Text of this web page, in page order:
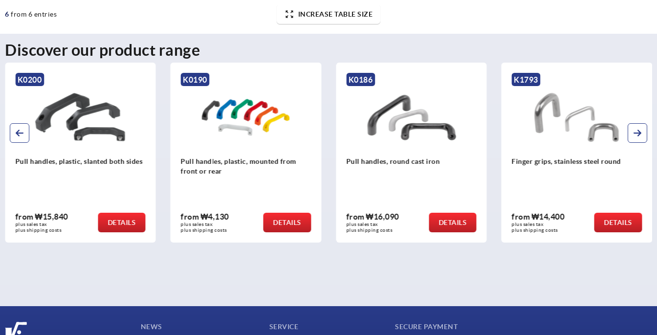
6 from 6 entries INCREASE TABLE SIZE
Discover our product range
K0190
Pull handles, plastic, mounted from
from₩4,130
plus sales tax
plus shipping costs
DETAILS
K0186
Pull handles, round cast iron
from₩16,090
plus sales tax
plus shipping costs
DETAILS
K1793
Finger grips, stainless steel round
from₩14,400
plus sales tax
plus shipping costs
DETAILS
K1060
Pull handles, plastic, detectable
from₩40,580
plus sales tax
plus shipping costs
DETAILS
NEWS SERVICE SECURE PAYMENT